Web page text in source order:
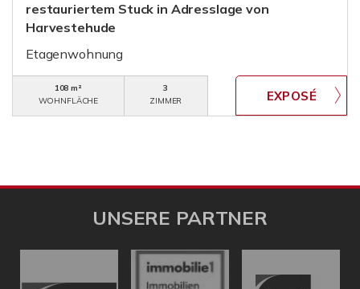
restauriertem Stuck in Adresslage von
Harvestehude
Etagenwohnung
108 m²
WOHNFLÄCHE
3
ZIMMER
UNSERE PARTNER